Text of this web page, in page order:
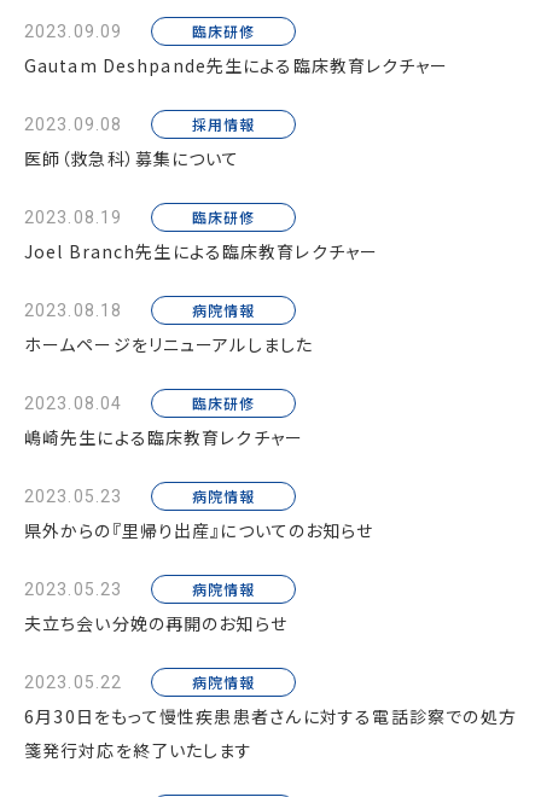
2023.09.09 臨床研修
Gautam Deshpande先生による臨床教育レクチャー
2023.09.08 採用情報
医師（救急科）募集について
2023.08.19 臨床研修
Joel Branch先生による臨床教育レクチャー
2023.08.18 病院情報
ホームページをリニューアルしました
2023.08.04 臨床研修
嶋崎先生による臨床教育レクチャー
2023.05.23 病院情報
県外からの『里帰り出産』についてのお知らせ
2023.05.23 病院情報
夫立ち会い分娩の再開のお知らせ
2023.05.22 病院情報
6月30日をもって慢性疾患患者さんに対する電話診察での処方
箋発行対応を終了いたします